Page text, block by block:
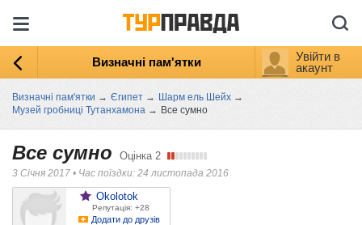
Визначні пам'ятки
Увійти в
акаунт
Визначні пам'ятки → Єгипет → Шарм ель Шейх →
Музей гробниці Тутанхамона → Все сумно
Все сумно Оцінка 2
3 Січня 2017 • Час поїздки: 24 листопада 2016
Okolotok
Репутація: +28
Додати до друзів